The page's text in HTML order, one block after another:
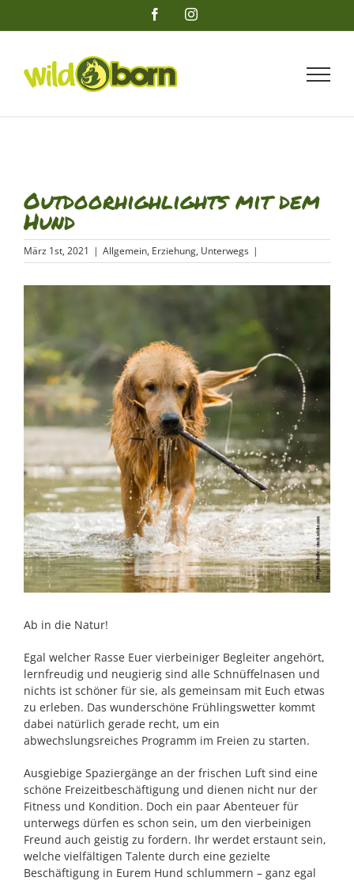
FacebookInstagram
Outdoorhighlights mit dem
Hund
März 1st, 2021 | Allgemein, Erziehung, Unterwegs |
Ab in die Natur!
Egal welcher Rasse Euer vierbeiniger Begleiter angehört,
lernfreudig und neugierig sind alle Schnüffelnasen und
nichts ist schöner für sie, als gemeinsam mit Euch etwas
zu erleben. Das wunderschöne Frühlingswetter kommt
dabei natürlich gerade recht, um ein
abwechslungsreiches Programm im Freien zu starten.
Ausgiebige Spaziergänge an der frischen Luft sind eine
schöne Freizeitbeschäftigung und dienen nicht nur der
Fitness und Kondition. Doch ein paar Abenteuer für
unterwegs dürfen es schon sein, um den vierbeinigen
Freund auch geistig zu fordern. Ihr werdet erstaunt sein,
welche vielfältigen Talente durch eine gezielte
Beschäftigung in Eurem Hund schlummern – ganz egal